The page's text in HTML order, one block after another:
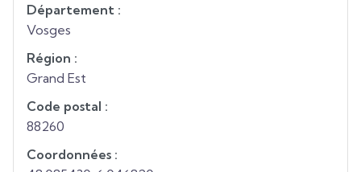
Département :
Vosges
Région :
Grand Est
Code postal :
88260
Coordonnées :